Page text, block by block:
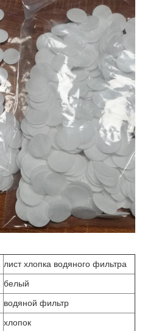
лист хлопка водяного фильтра
белый
водяной фильтр
хлопок